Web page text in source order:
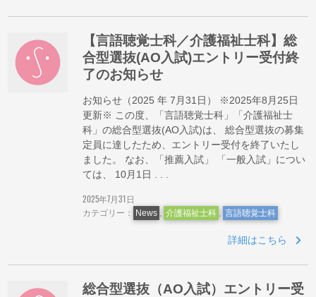
【言語聴覚士科／介護福祉士科】総
合型選抜(AO入試)エントリー受付終
了のお知らせ
お知らせ（2025 年 7月31日） ※2025年8月25日
更新※ この度、「言語聴覚士科」「介護福祉士
科」の総合型選抜(AO入試)は、 総合型選抜の募集
定員に達したため、エントリー受付を終了いたし
ました。 なお、「推薦入試」 「一般入試」につい
ては、 10月1日 . . .
2025年7月31日
カテゴリー： News 介護福祉士科 言語聴覚士科
詳細はこちら
総合型選抜（AO入試）エントリー受